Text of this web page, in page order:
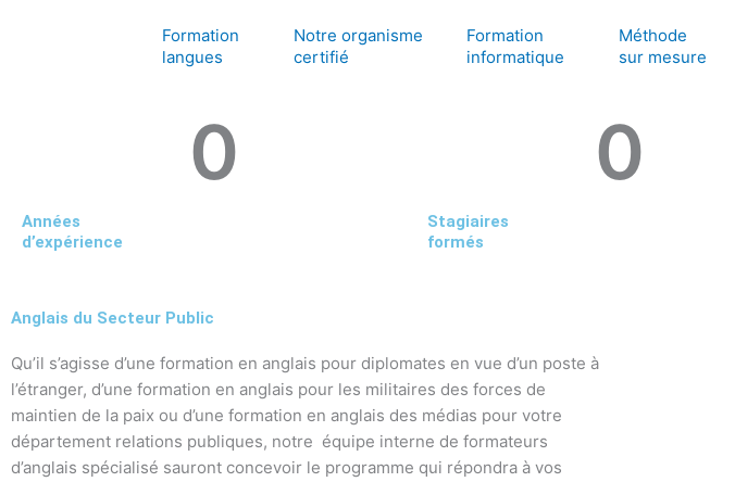
Formation
langues
Notre organisme
certifié
Formation
informatique
Méthode
sur mesure
0
Années
d’expérience
0
Stagiaires
formés
Anglais du Secteur Public
Qu’il s’agisse d’une formation en anglais pour diplomates en vue d’un poste à
l’étranger, d’une formation en anglais pour les militaires des forces de
maintien de la paix ou d’une formation en anglais des médias pour votre
département relations publiques, notre équipe interne de formateurs
d’anglais spécialisé sauront concevoir le programme qui répondra à vos